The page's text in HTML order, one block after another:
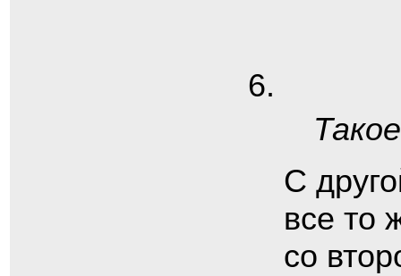
С
все то
со